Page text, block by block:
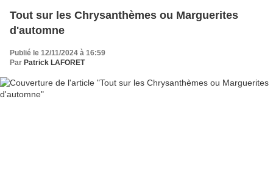
Tout sur les Chrysanthèmes ou Marguerites
d'automne
Publié le 12/11/2024 à 16:59
Par Patrick LAFORET